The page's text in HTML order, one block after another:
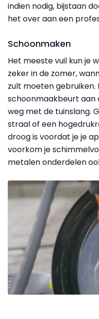
indien nodig, bijstaan
het over aan een
Schoonmaken
Het meeste vuil kun je
zeker in de zomer,
zult moeten gebruiken.
schoonmaakbeurt aan
weg met de tuinslang.
straal of een
droog is voordat je je
voorkom je
metalen onderdelen